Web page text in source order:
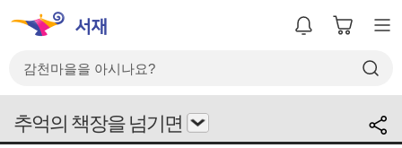
추억의 책장을 넘기면